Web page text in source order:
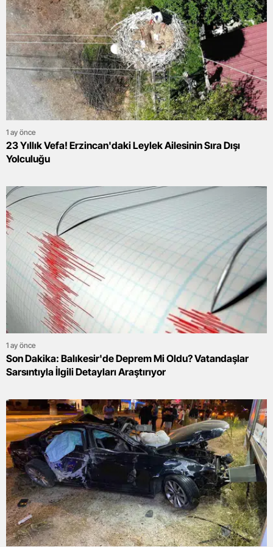
1 ay önce
23 Yıllık Vefa! Erzincan'daki Leylek Ailesinin Sıra Dışı
Yolculuğu
1 ay önce
Son Dakika: Balıkesir'de Deprem Mi Oldu? Vatandaşlar
Sarsıntıyla İlgili Detayları Araştırıyor